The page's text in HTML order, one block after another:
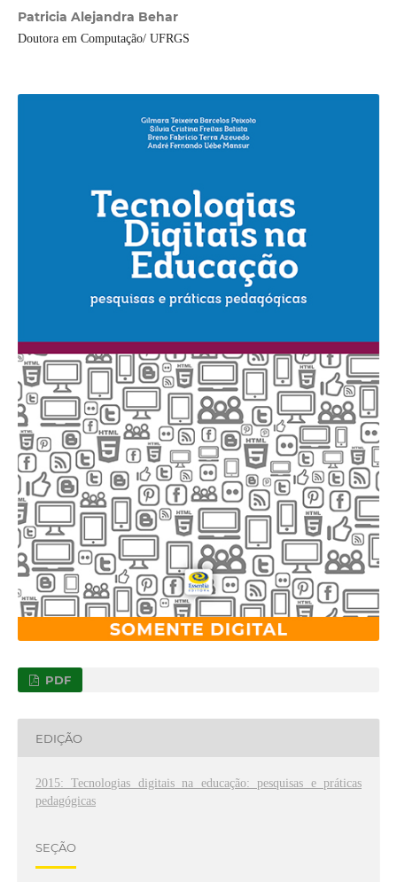
Patricia Alejandra Behar
Doutora em Computação/ UFRGS
PDF
EDIÇÃO
2015: Tecnologias digitais na educação: pesquisas e práticas
pedagógicas
SEÇÃO